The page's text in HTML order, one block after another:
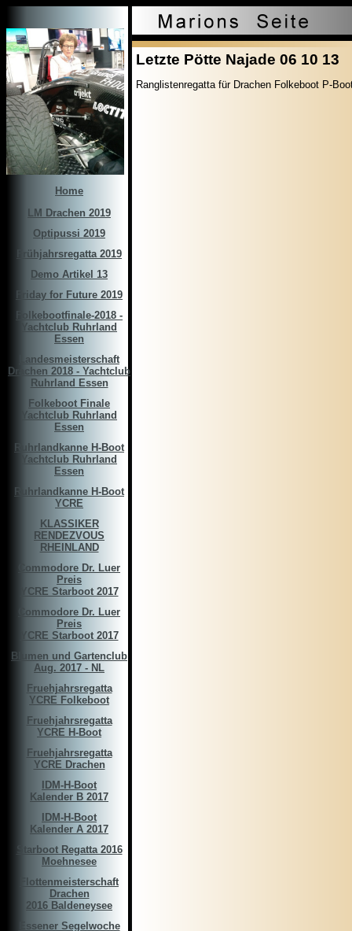
Home
LM Drachen 2019
Optipussi 2019
Frühjahrsregatta 2019
Demo Artikel 13
Friday for Future 2019
Folkebootfinale-2018 -
Yachtclub Ruhrland
Essen
Landesmeisterschaft
Drachen 2018 - Yachtclub
Ruhrland Essen
Folkeboot Finale
Yachtclub Ruhrland
Essen
Ruhrlandkanne H-Boot
Yachtclub Ruhrland
Essen
Ruhrlandkanne H-Boot
YCRE
KLASSIKER
RENDEZVOUS
RHEINLAND
Commodore Dr. Luer
Preis
YCRE Starboot 2017
Commodore Dr. Luer
Preis
YCRE Starboot 2017
Blumen und Gartenclub
Aug. 2017 - NL
Fruehjahrsregatta
YCRE Folkeboot
Fruehjahrsregatta
YCRE H-Boot
Fruehjahrsregatta
YCRE Drachen
IDM-H-Boot
Kalender B 2017
IDM-H-Boot
Kalender A 2017
Starboot Regatta 2016
Moehnesee
Flottenmeisterschaft
Drachen
2016 Baldeneysee
Essener Segelwoche
Letzte Pötte Najade 06 10 13
Ranglistenregatta für Drachen Folkeboot P-